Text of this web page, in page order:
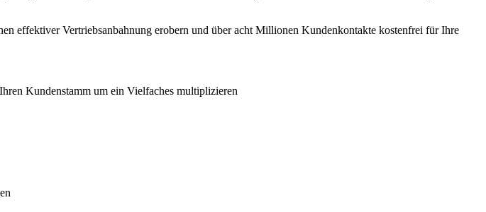
effektiver Vertriebsanbahnung erobern und über acht Millionen Kundenkontakte kostenfrei für Ihre
Kundenstamm um ein Vielfaches multiplizieren